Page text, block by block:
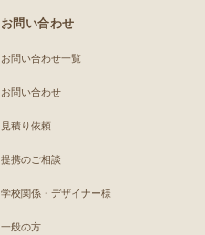
お問い合わせ
お問い合わせ一覧
お問い合わせ
見積り依頼
提携のご相談
学校関係・デザイナー様
一般の方